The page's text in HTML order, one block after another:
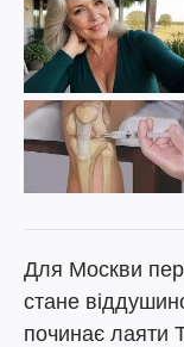
Для Москви
стане
починає лаяти